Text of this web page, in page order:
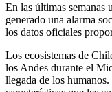
En las últimas semanas
generado una alarma
los datos oficiales
Los ecosistemas de
los Andes durante el
llegada de los